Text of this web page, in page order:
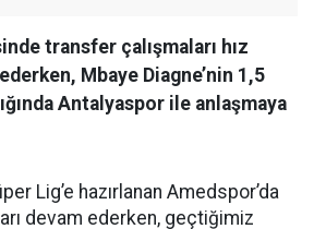
transfer çalışmaları hız
Mbaye Diagne’nin 1,5
Antalyaspor ile anlaşmaya
Lig’e hazırlanan Amedspor’da
devam ederken, geçtiğimiz